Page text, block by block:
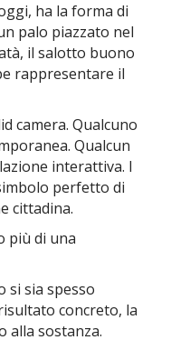
ha la forma di
palo piazzato nel
il salotto buono
rappresentare il
camera. Qualcuno
Qualcun
interattiva. I
perfetto di
cittadina.
più di una
si sia spesso
concreto, la
alla sostanza.